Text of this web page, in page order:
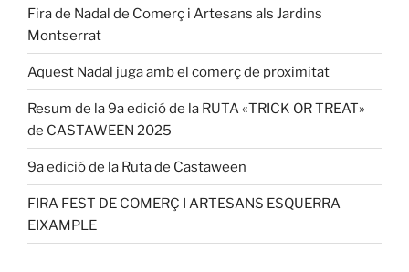
Fira de Nadal de Comerç i Artesans als Jardins
Montserrat
Aquest Nadal juga amb el comerç de proximitat
Resum de la 9a edició de la RUTA «TRICK OR TREAT»
de CASTAWEEN 2025
9a edició de la Ruta de Castaween
FIRA FEST DE COMERÇ I ARTESANS ESQUERRA
EIXAMPLE